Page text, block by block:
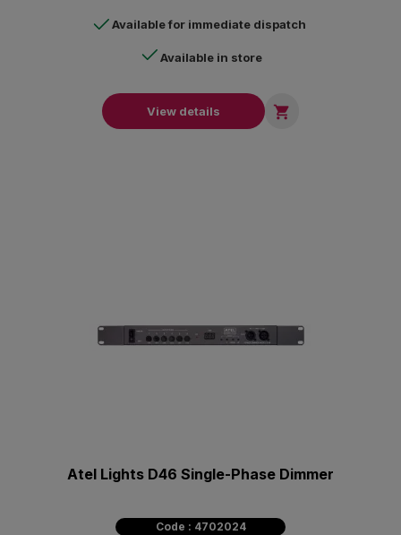
Available for immediate dispatch
Available in store
View details 
Atel Lights D46 Single-Phase Dimmer
Code : 4702024